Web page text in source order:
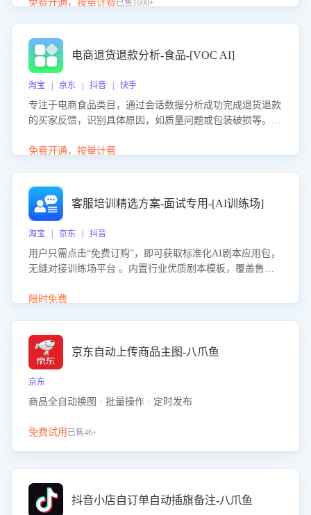
议，助力商家优化产品或服务，实现销售额的显著提升。
免费开通，按量计费已售1690+
电商退货退款分析-食品-[VOC AI]
淘宝 | 京东 | 抖音 | 快手
专注于电商食品类目，通过会话数据分析成功完成退货退款
的买家反馈，识别具体原因，如质量问题或包装破损等。结
商家降低退款率，提升售后效率。
免费开通，按量计费
客服培训精选方案-面试专用-[AI训练场]
淘宝 | 京东 | 抖音
用户只需点击“免费订购”，即可获取标准化AI剧本应用包，
无缝对接训练场平台 。内置行业优质剧本模板，覆盖售前
初始化时间，助力企业快速启动智能客服训练
限时免费
京东自动上传商品主图-八爪鱼
京东
商品全自动换图 · 批量操作 · 定时发布
免费试用 已售46+
抖音小店自订单自动插旗备注-八爪鱼